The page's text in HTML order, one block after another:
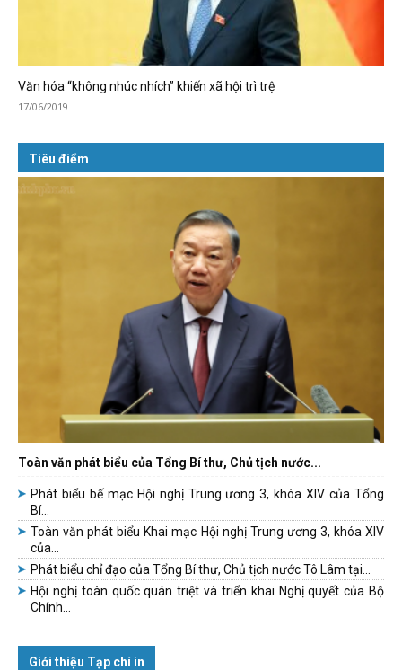
Văn hóa “không nhúc nhích” khiến xã hội trì trệ
17/06/2019
Tiêu điểm
Toàn văn phát biểu của Tổng Bí thư, Chủ tịch nước...
Phát biểu bế mạc Hội nghị Trung ương 3, khóa XIV của Tổng
Bí...
Toàn văn phát biểu Khai mạc Hội nghị Trung ương 3, khóa XIV
của...
Phát biểu chỉ đạo của Tổng Bí thư, Chủ tịch nước Tô Lâm tại...
Hội nghị toàn quốc quán triệt và triển khai Nghị quyết của Bộ
Chính...
Giới thiệu Tạp chí in